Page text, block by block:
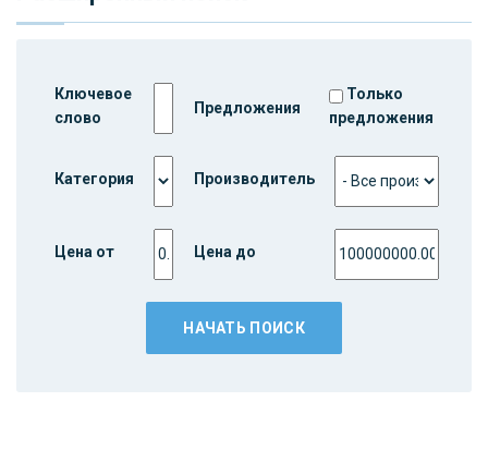
Ключевое
слово
Предложения
Только
предложения
Категория Производитель
Цена от Цена до